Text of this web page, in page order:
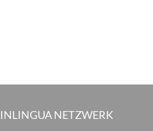
INLINGUA NETZWERK